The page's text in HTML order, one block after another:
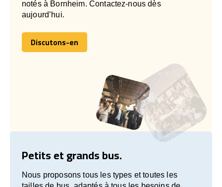
notés à Bornheim. Contactez-nous dès
aujourd’hui.
Discutons-en
Discutons-en
Petits et grands bus.
Nous proposons tous les types et toutes les